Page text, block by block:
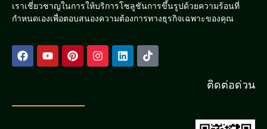
เราเชี่ยวชาญในการให้บริการโซลูชันการขึ้นรูปด้วยความร้อนที่
กำหนดเองเพื่อตอบสนองความต้องการทางธุรกิจเฉพาะของคุณ
ติดต่อด่วน